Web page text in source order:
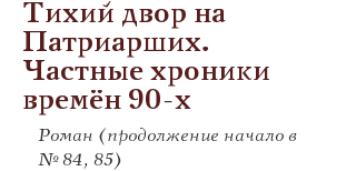
Тихий двор на
Патриарших.
Частные хроники
времён 90-х
Роман (продолжение начало в
№ 84, 85)